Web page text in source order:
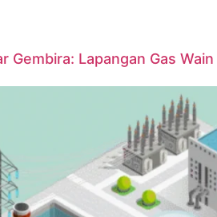
Gembira: Lapangan Gas